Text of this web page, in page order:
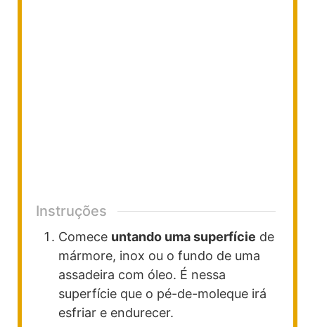
Instruções
Comece untando uma superfície de
mármore, inox ou o fundo de uma
assadeira com óleo. É nessa
superfície que o pé-de-moleque irá
esfriar e endurecer.